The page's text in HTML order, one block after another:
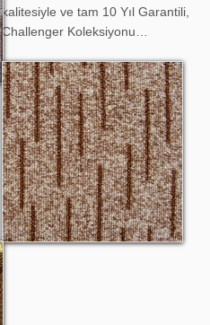
kalitesiyle ve tam 10 Yıl Garantili,
Challenger Koleksiyonu…
Challenger 902